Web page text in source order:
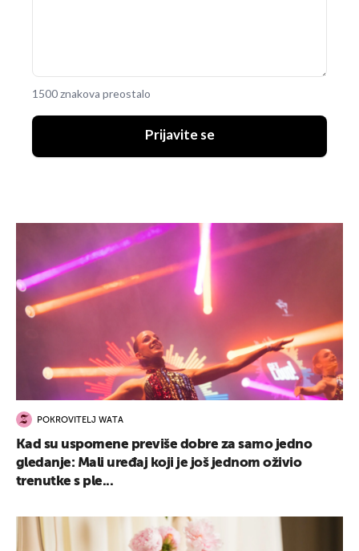
1500 znakova preostalo
Prijavite se
POKROVITELJ WATA
Kad su uspomene previše dobre za samo jedno
gledanje: Mali uređaj koji je još jednom oživio
trenutke s ple...